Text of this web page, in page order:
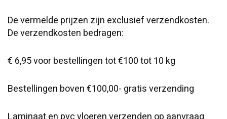
De vermelde prijzen zijn exclusief verzendkosten.
De verzendkosten bedragen:
€ 6,95 voor bestellingen tot €100 tot 10 kg
Bestellingen boven €100,00- gratis verzending